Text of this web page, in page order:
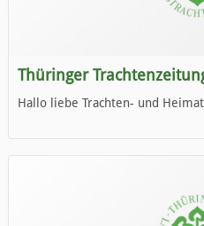
Thüringer
Hallo liebe Trachten- und
Wir wünschen Euch viel Spaß